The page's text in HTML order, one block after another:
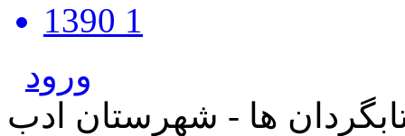
1390 1
ورود
ها - شهرستان ادب